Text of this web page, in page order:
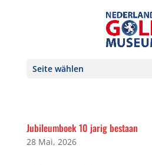
Seite wählen
Jubileumboek 10 jarig bestaan
28 Mai, 2026